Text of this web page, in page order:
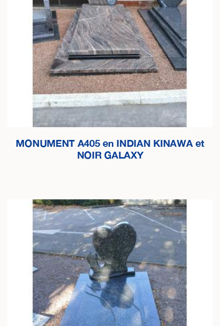
MONUMENT A405 en INDIAN KINAWA et
NOIR GALAXY